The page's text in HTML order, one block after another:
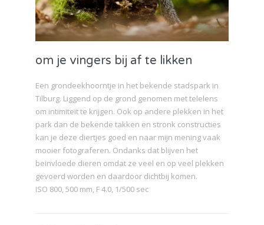
om je vingers bij af te likken
Een grondeekhoorntje in het bekende stadspark in
Tilburg. Liggend op de grond genomen met telelens
om intimiteit te krijgen. Ook op andere plekken in het
park dan de bekende takken en stronk constructies
kan je deze diertjes goed en naar mijn mening vaak
mooier fotograferen. Ondanks dat blijven het
beinvloede dieren omdat ze veel en op veel plekken
gevoerd worden en daardoor dichtbij komen.
ISO 800, 500 mm, F 4.0, 1/500 sec